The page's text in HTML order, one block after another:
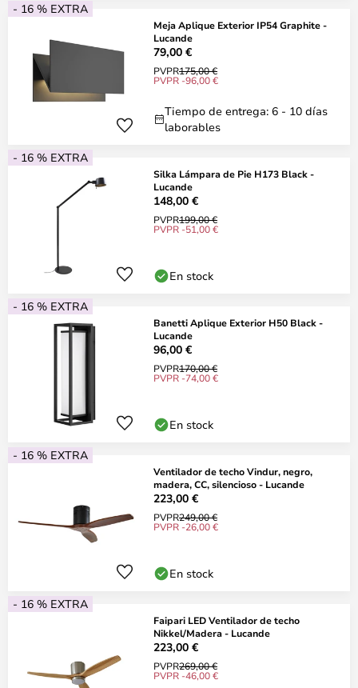
- 16 % EXTRA
Meja Aplique Exterior IP54 Graphite -
Lucande
79,00 €
PVPR175,00 €
PVPR -96,00 €
Tiempo de entrega: 6 - 10 días
laborables
- 16 % EXTRA
Silka Lámpara de Pie H173 Black -
Lucande
148,00 €
PVPR199,00 €
PVPR -51,00 €
En stock
- 16 % EXTRA
Banetti Aplique Exterior H50 Black -
Lucande
96,00 €
PVPR170,00 €
PVPR -74,00 €
En stock
- 16 % EXTRA
Ventilador de techo Vindur, negro,
madera, CC, silencioso - Lucande
223,00 €
PVPR249,00 €
PVPR -26,00 €
En stock
- 16 % EXTRA
Faipari LED Ventilador de techo
Nikkel/Madera - Lucande
223,00 €
PVPR269,00 €
PVPR -46,00 €